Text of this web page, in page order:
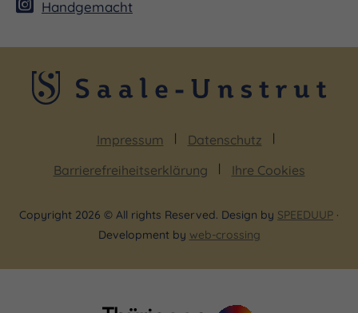
Handgemacht
Impressum
Datenschutz
Barrierefreiheitserklärung
Ihre Cookies
Copyright 2026 © All rights Reserved. Design by SPEEDUUP ·
Development by web-crossing